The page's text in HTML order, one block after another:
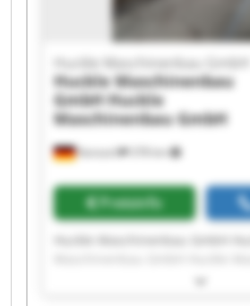
Kanzach 378 km
Huckle Maschinenbau GmbH
Huckle Maschinenbau
GmbHHuckle
Maschinenbau GmbH
Preisinfo
GmbH Huckle Maschinenbau